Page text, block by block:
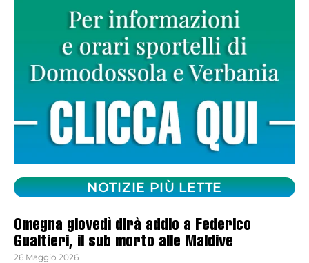
NOTIZIE PIÙ LETTE
Omegna giovedì dirà addio a Federico
Gualtieri, il sub morto alle Maldive
26 Maggio 2026